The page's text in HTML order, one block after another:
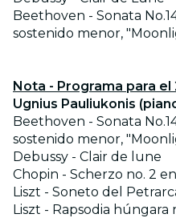
Beethoven - Sonata
sostenido menor,
Nota - Programa para
Ugnius Pauliukonis
Beethoven - Sonata
sostenido menor,
Debussy - Clair de lune
Chopin - Scherzo no. 2
Liszt - Soneto del
Liszt - Rapsodia húngara